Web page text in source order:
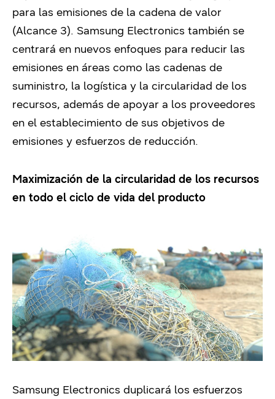
para las emisiones de la cadena de valor
(Alcance 3). Samsung Electronics también se
centrará en nuevos enfoques para reducir las
emisiones en áreas como las cadenas de
suministro, la logística y la circularidad de los
recursos, además de apoyar a los proveedores
en el establecimiento de sus objetivos de
emisiones y esfuerzos de reducción.
Maximización de la circularidad de los recursos
en todo el ciclo de vida del producto
Samsung Electronics duplicará los esfuerzos